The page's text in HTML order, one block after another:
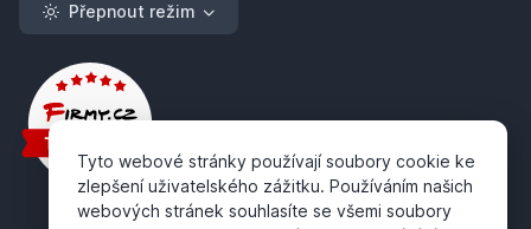
Přepnout režim
Tyto webové stránky používají soubory cookie ke
zlepšení uživatelského zážitku. Používáním našich
webových stránek souhlasíte se všemi soubory